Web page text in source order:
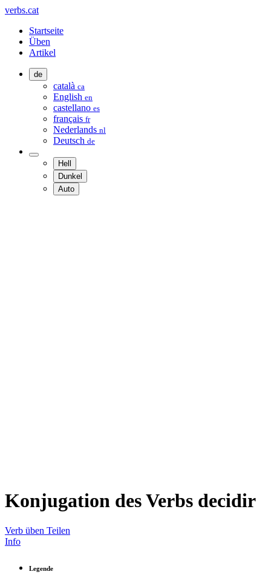
verbs.cat
Startseite
Üben
Artikel
de
català ca
English en
castellano es
français fr
Nederlands nl
Deutsch de
Hell
Dunkel
Auto
Konjugation des Verbs decidir
Verb üben Teilen
Info
Legende